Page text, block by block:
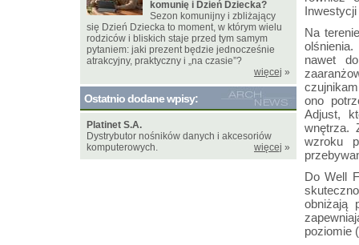
Na
olśnienia.
nawet
ono
Adjust,
wnętrza.
wzroku
Do Well
obniżają
poziomie
komunię i Dzień Dziecka?
Sezon komunijny i zbliżający
się Dzień Dziecka to moment, w którym wielu
rodziców i bliskich staje przed tym samym
pytaniem: jaki prezent będzie jednocześnie
atrakcyjny, praktyczny i „na czasie”?
więcej »
Ostatnio dodane wpisy:
Platinet S.A.
Dystrybutor nośników danych i akcesoriów
komputerowych.
więcej »